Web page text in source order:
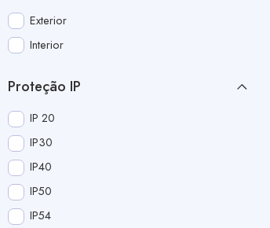
Exterior
Interior
Proteção IP
IP 20
IP30
IP40
IP50
IP54